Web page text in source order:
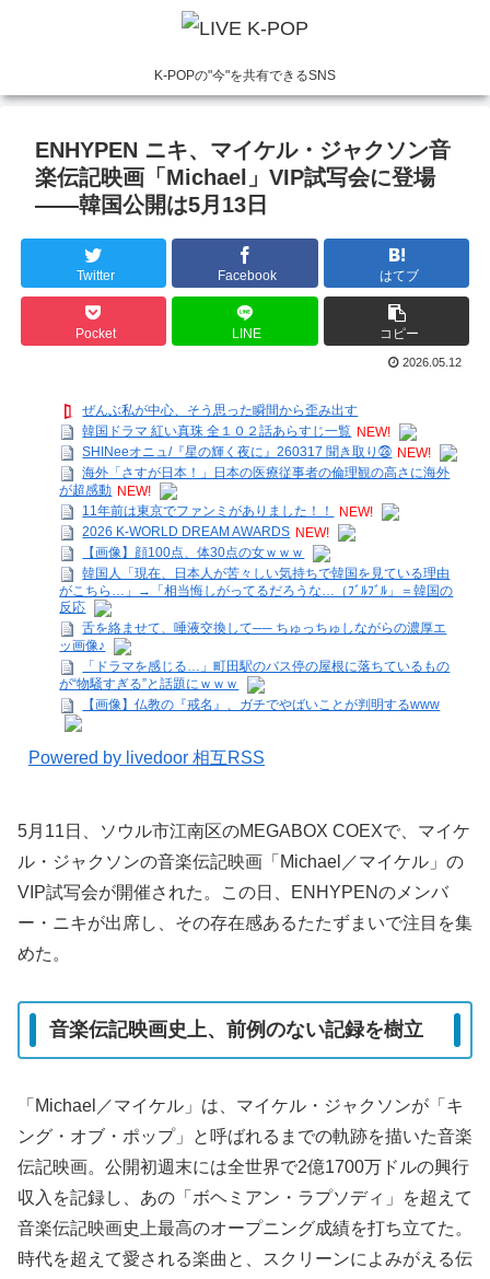
K-POPの"今"を共有できるSNS
ENHYPEN ニキ、マイケル・ジャクソン音
楽伝記映画「Michael」VIP試写会に登場
——韓国公開は5月13日
Twitter Facebook はてブ
Pocket LINE コピー
2026.05.12
ぜんぶ私が中心、そう思った瞬間から歪み出す
韓国ドラマ 紅い真珠 全１０２話あらすじ一覧 NEW!
SHINeeオニュ/『星の輝く夜に』260317 聞き取り㉘ NEW!
海外「さすが日本！」日本の医療従事者の倫理観の高さに海外
が超感動 NEW!
11年前は東京でファンミがありました！！
NEW!
2026 K-WORLD DREAM AWARDS NEW!
【画像】顔100点、体30点の女ｗｗｗ
韓国人「現在、日本人が苦々しい気持ちで韓国を見ている理由
がこちら…」→「相当悔しがってるだろうな…（ﾌﾞﾙﾌﾞﾙ」＝韓国の
反応
舌を絡ませて、唾液交換して── ちゅっちゅしながらの濃厚エ
ッ画像♪
「ドラマを感じる…」町田駅のバス停の屋根に落ちているもの
が“物騒すぎる”と話題にｗｗｗ
【画像】仏教の『戒名』、ガチでやばいことが判明するwww
Powered by livedoor 相互RSS
5月11日、ソウル市江南区のMEGABOX COEXで、マイケ
ル・ジャクソンの音楽伝記映画「Michael／マイケル」の
VIP試写会が開催された。この日、ENHYPENのメンバ
ー・ニキが出席し、その存在感あるたたずまいで注目を集
めた。
音楽伝記映画史上、前例のない記録を樹立
「Michael／マイケル」は、マイケル・ジャクソンが「キ
ング・オブ・ポップ」と呼ばれるまでの軌跡を描いた音楽
伝記映画。公開初週末には全世界で2億1700万ドルの興行
収入を記録し、あの「ボヘミアン・ラプソディ」を超えて
音楽伝記映画史上最高のオープニング成績を打ち立てた。
時代を超えて愛される楽曲と、スクリーンによみがえる伝